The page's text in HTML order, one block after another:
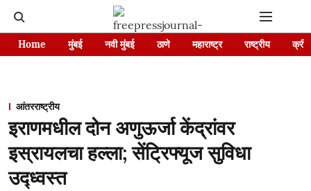
Home मुंबई नवी मुंबई ठाणे महाराष्ट्र राष्ट्रीय
आंतरराष्ट्रीय
इराणमधील दोन अणुऊर्जा केंद्रांवर
इस्रायलचा हल्ला; सेंट्रिफ्यूज सुविधा
उद्ध्वस्त